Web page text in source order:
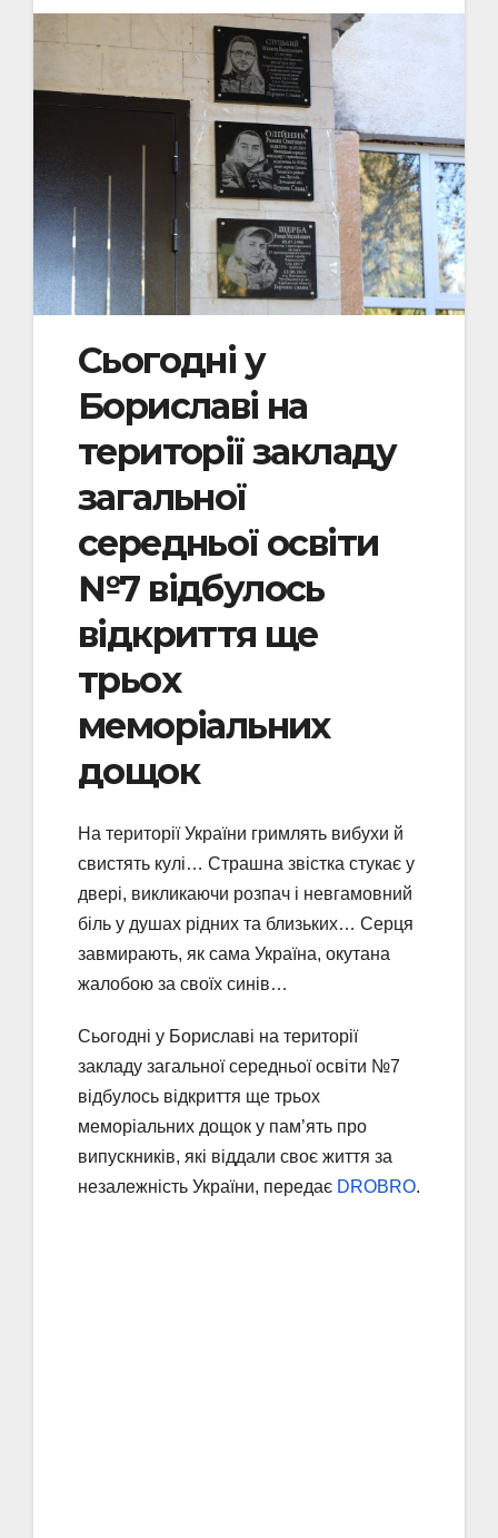
Сьогодні у
Бориславі на
території закладу
загальної
середньої освіти
№7 відбулось
відкриття ще
трьох
меморіальних
дощок
На території України гримлять вибухи й
свистять кулі… Страшна звістка стукає у
двері, викликаючи розпач і невгамовний
біль у душах рідних та близьких… Серця
завмирають, як сама Україна, окутана
жалобою за своїх синів…
Сьогодні у Бориславі на території
закладу загальної середньої освіти №7
відбулось відкриття ще трьох
меморіальних дощок у пам’ять про
випускників, які віддали своє життя за
незалежність України, передає DROBRO.